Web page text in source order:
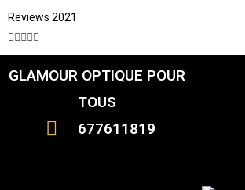
Reviews 2021

GLAMOUR OPTIQUE POUR
TOUS
677611819